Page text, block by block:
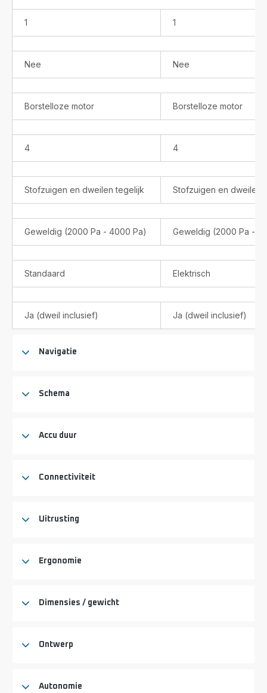
1 1
Nee Nee
Borstelloze motor Borstelloze motor
4 4
Stofzuigen en dweilen tegelijk Stofzuigen en dweilen
Geweldig (2000 Pa - 4000 Pa) Geweldig (2000 Pa -
Standaard Elektrisch
Ja (dweil inclusief) Ja (dweil inclusief)
Navigatie
Schema
Accu duur
Connectiviteit
Uitrusting
Ergonomie
Dimensies / gewicht
Ontwerp
Autonomie